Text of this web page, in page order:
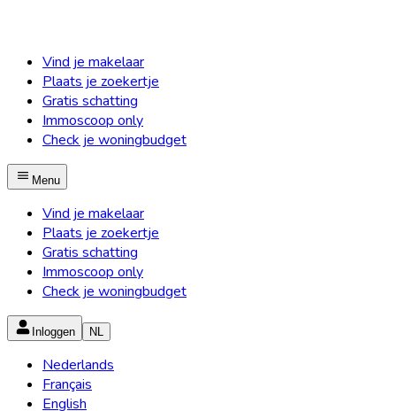
Vind je makelaar
Plaats je zoekertje
Gratis schatting
Immoscoop only
Check je woningbudget
Menu
Vind je makelaar
Plaats je zoekertje
Gratis schatting
Immoscoop only
Check je woningbudget
Inloggen NL
Nederlands
Français
English